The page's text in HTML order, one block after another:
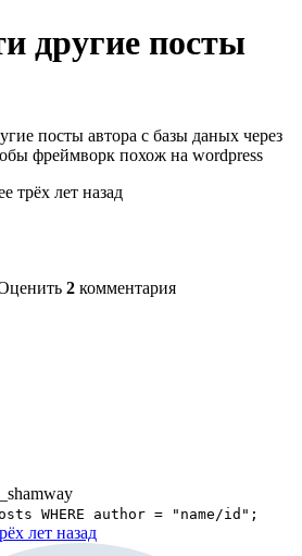
другие посты
посты автора с базы даных через
фреймворк похож на wordpress
трёх лет назад
2 комментария
WHERE author = "name/id";
лет назад